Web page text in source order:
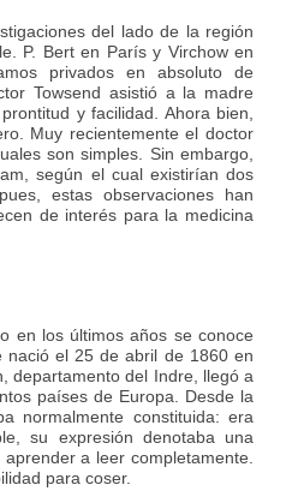
del lado de la región
P. Bert en París y Virchow en
privados en absoluto de
Towsend asistió a la madre
y facilidad. Ahora bien,
Muy recientemente el doctor
son simples. Sin embargo,
según el cual existirían dos
estas observaciones han
de interés para la medicina
en los últimos años se conoce
nació el 25 de abril de 1860 en
departamento del Indre, llegó a
países de Europa. Desde la
normalmente constituida: era
su expresión denotaba una
a leer completamente.
para coser.